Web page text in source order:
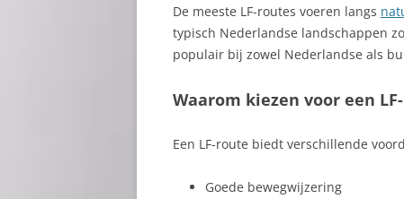
De meeste LF-routes voeren langs
typisch Nederlandse landschappen
populair bij zowel Nederlandse als
Waarom kiezen voor een
Een LF-route biedt verschillende
Goede bewegwijzering